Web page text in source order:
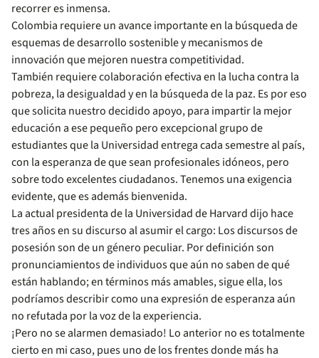
recorrer es inmensa.
Colombia requiere un avance importante en la búsqueda de
esquemas de desarrollo sostenible y mecanismos de
innovación que mejoren nuestra competitividad.
También requiere colaboración efectiva en la lucha contra la
pobreza, la desigualdad y en la búsqueda de la paz. Es por eso
que solicita nuestro decidido apoyo, para impartir la mejor
educación a ese pequeño pero excepcional grupo de
estudiantes que la Universidad entrega cada semestre al país,
con la esperanza de que sean profesionales idóneos, pero
sobre todo excelentes ciudadanos. Tenemos una exigencia
evidente, que es además bienvenida.
La actual presidenta de la Universidad de Harvard dijo hace
tres años en su discurso al asumir el cargo: Los discursos de
posesión son de un género peculiar. Por definición son
pronunciamientos de individuos que aún no saben de qué
están hablando; en términos más amables, sigue ella, los
podríamos describir como una expresión de esperanza aún
no refutada por la voz de la experiencia.
¡Pero no se alarmen demasiado! Lo anterior no es totalmente
cierto en mi caso, pues uno de los frentes donde más ha